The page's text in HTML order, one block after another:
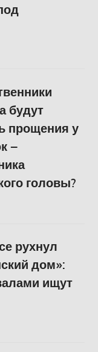
будут
прощения у
–
головы?
рухнул
дом»:
ищут